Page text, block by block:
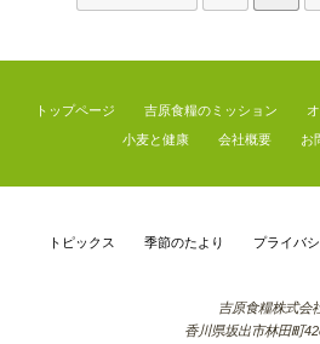
トップページ 吉原食糧のミッション
小麦と健康
会社概要 お
トピックス 季節のたより プライバ
吉原食糧株式会
香川県坂出市林田町